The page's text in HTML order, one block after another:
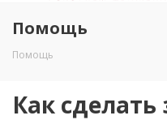
Помощь
Помощь
Как сделать